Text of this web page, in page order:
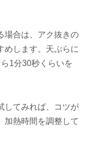
場合は、アク抜きの
めします。天ぷらに
1分30秒くらいを
してみれば、コツが
加熱時間を調整して